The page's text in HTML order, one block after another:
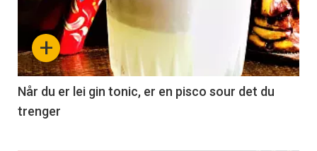
nå
-
2
+
Når du er lei gin tonic, er en pisco sour det du
trenger